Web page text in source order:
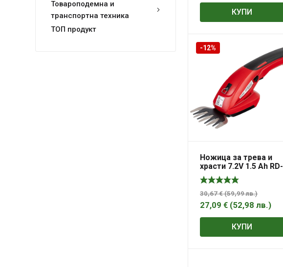
Товароподемна и
транспортна техника
ТОП продукт
КУПИ
-12%
Ножица за трева и
храсти 7.2V 1.5 Ah RD-
GSSL04
30,67€ (59,99лв.)
27,09 € (52,98 лв.)
КУПИ